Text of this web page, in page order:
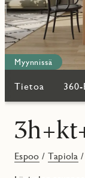
Myynnissä
Tietoa
Espoo / Tapiola /